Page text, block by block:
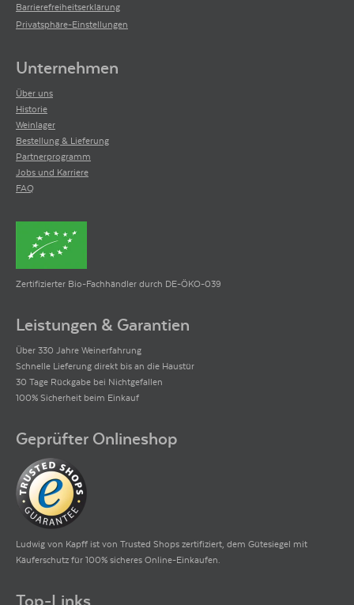
Barrierefreiheitserklärung
Privatsphäre-Einstellungen
Unternehmen
Über uns
Historie
Weinlager
Bestellung & Lieferung
Partnerprogramm
Jobs und Karriere
FAQ
Zertifizierter Bio-Fachhändler durch DE-ÖKO-039
Leistungen & Garantien
Über 330 Jahre Weinerfahrung
Schnelle Lieferung direkt bis an die Haustür
30 Tage Rückgabe bei Nichtgefallen
100% Sicherheit beim Einkauf
Geprüfter Onlineshop
Ludwig von Kapff ist von Trusted Shops zertifiziert, dem Gütesiegel mit
Käuferschutz für 100% sicheres Online-Einkaufen.
Top-Links